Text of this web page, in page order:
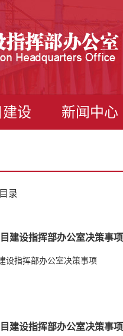
设 新闻中心
录
建设指挥部办公室决策事项
设指挥部办公室决策事项
建设指挥部办公室决策事项